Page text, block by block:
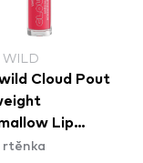
Cloud Pout
Lip
- Fluff You
rtěnka